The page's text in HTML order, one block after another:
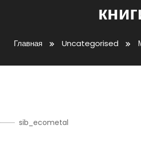
Главная Uncategorised
sib_ecometal